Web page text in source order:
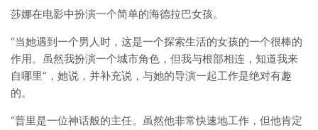
莎娜在电影中扮演一个简单的海德拉巴女孩。
“当她遇到一个男人时，这是一个探索生活的女孩的一个很棒的
作用。虽然我扮演一个城市角色，但我与根部相连，知道我来
自哪里“，她说，并补充说，与她的导演一起工作是绝对有趣
的。
“普里是一位神话般的主任。虽然他非常快速地工作，但他肯定